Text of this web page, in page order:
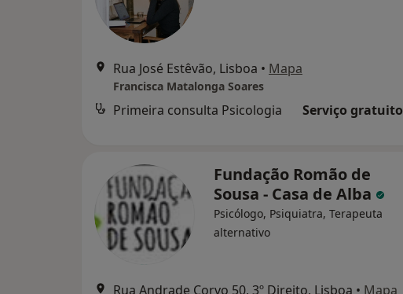
Rua José Estêvão, Lisboa • Mapa
Francisca Matalonga Soares
Primeira consulta Psicologia Serviço gratuito
Fundação Romão de
Sousa - Casa de Alba
Psicólogo, Psiquiatra, Terapeuta
alternativo
Rua Andrade Corvo 50, 3º Direito, Lisboa • Mapa